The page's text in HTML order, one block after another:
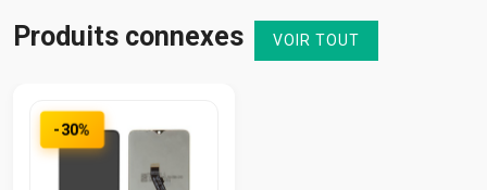
Produits connexes VOIR TOUT
-30%